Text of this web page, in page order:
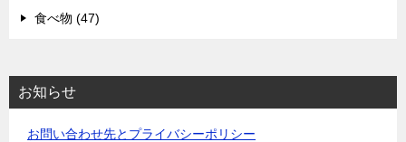
食べ物 (47)
お知らせ
お問い合わせ先とプライバシーポリシー